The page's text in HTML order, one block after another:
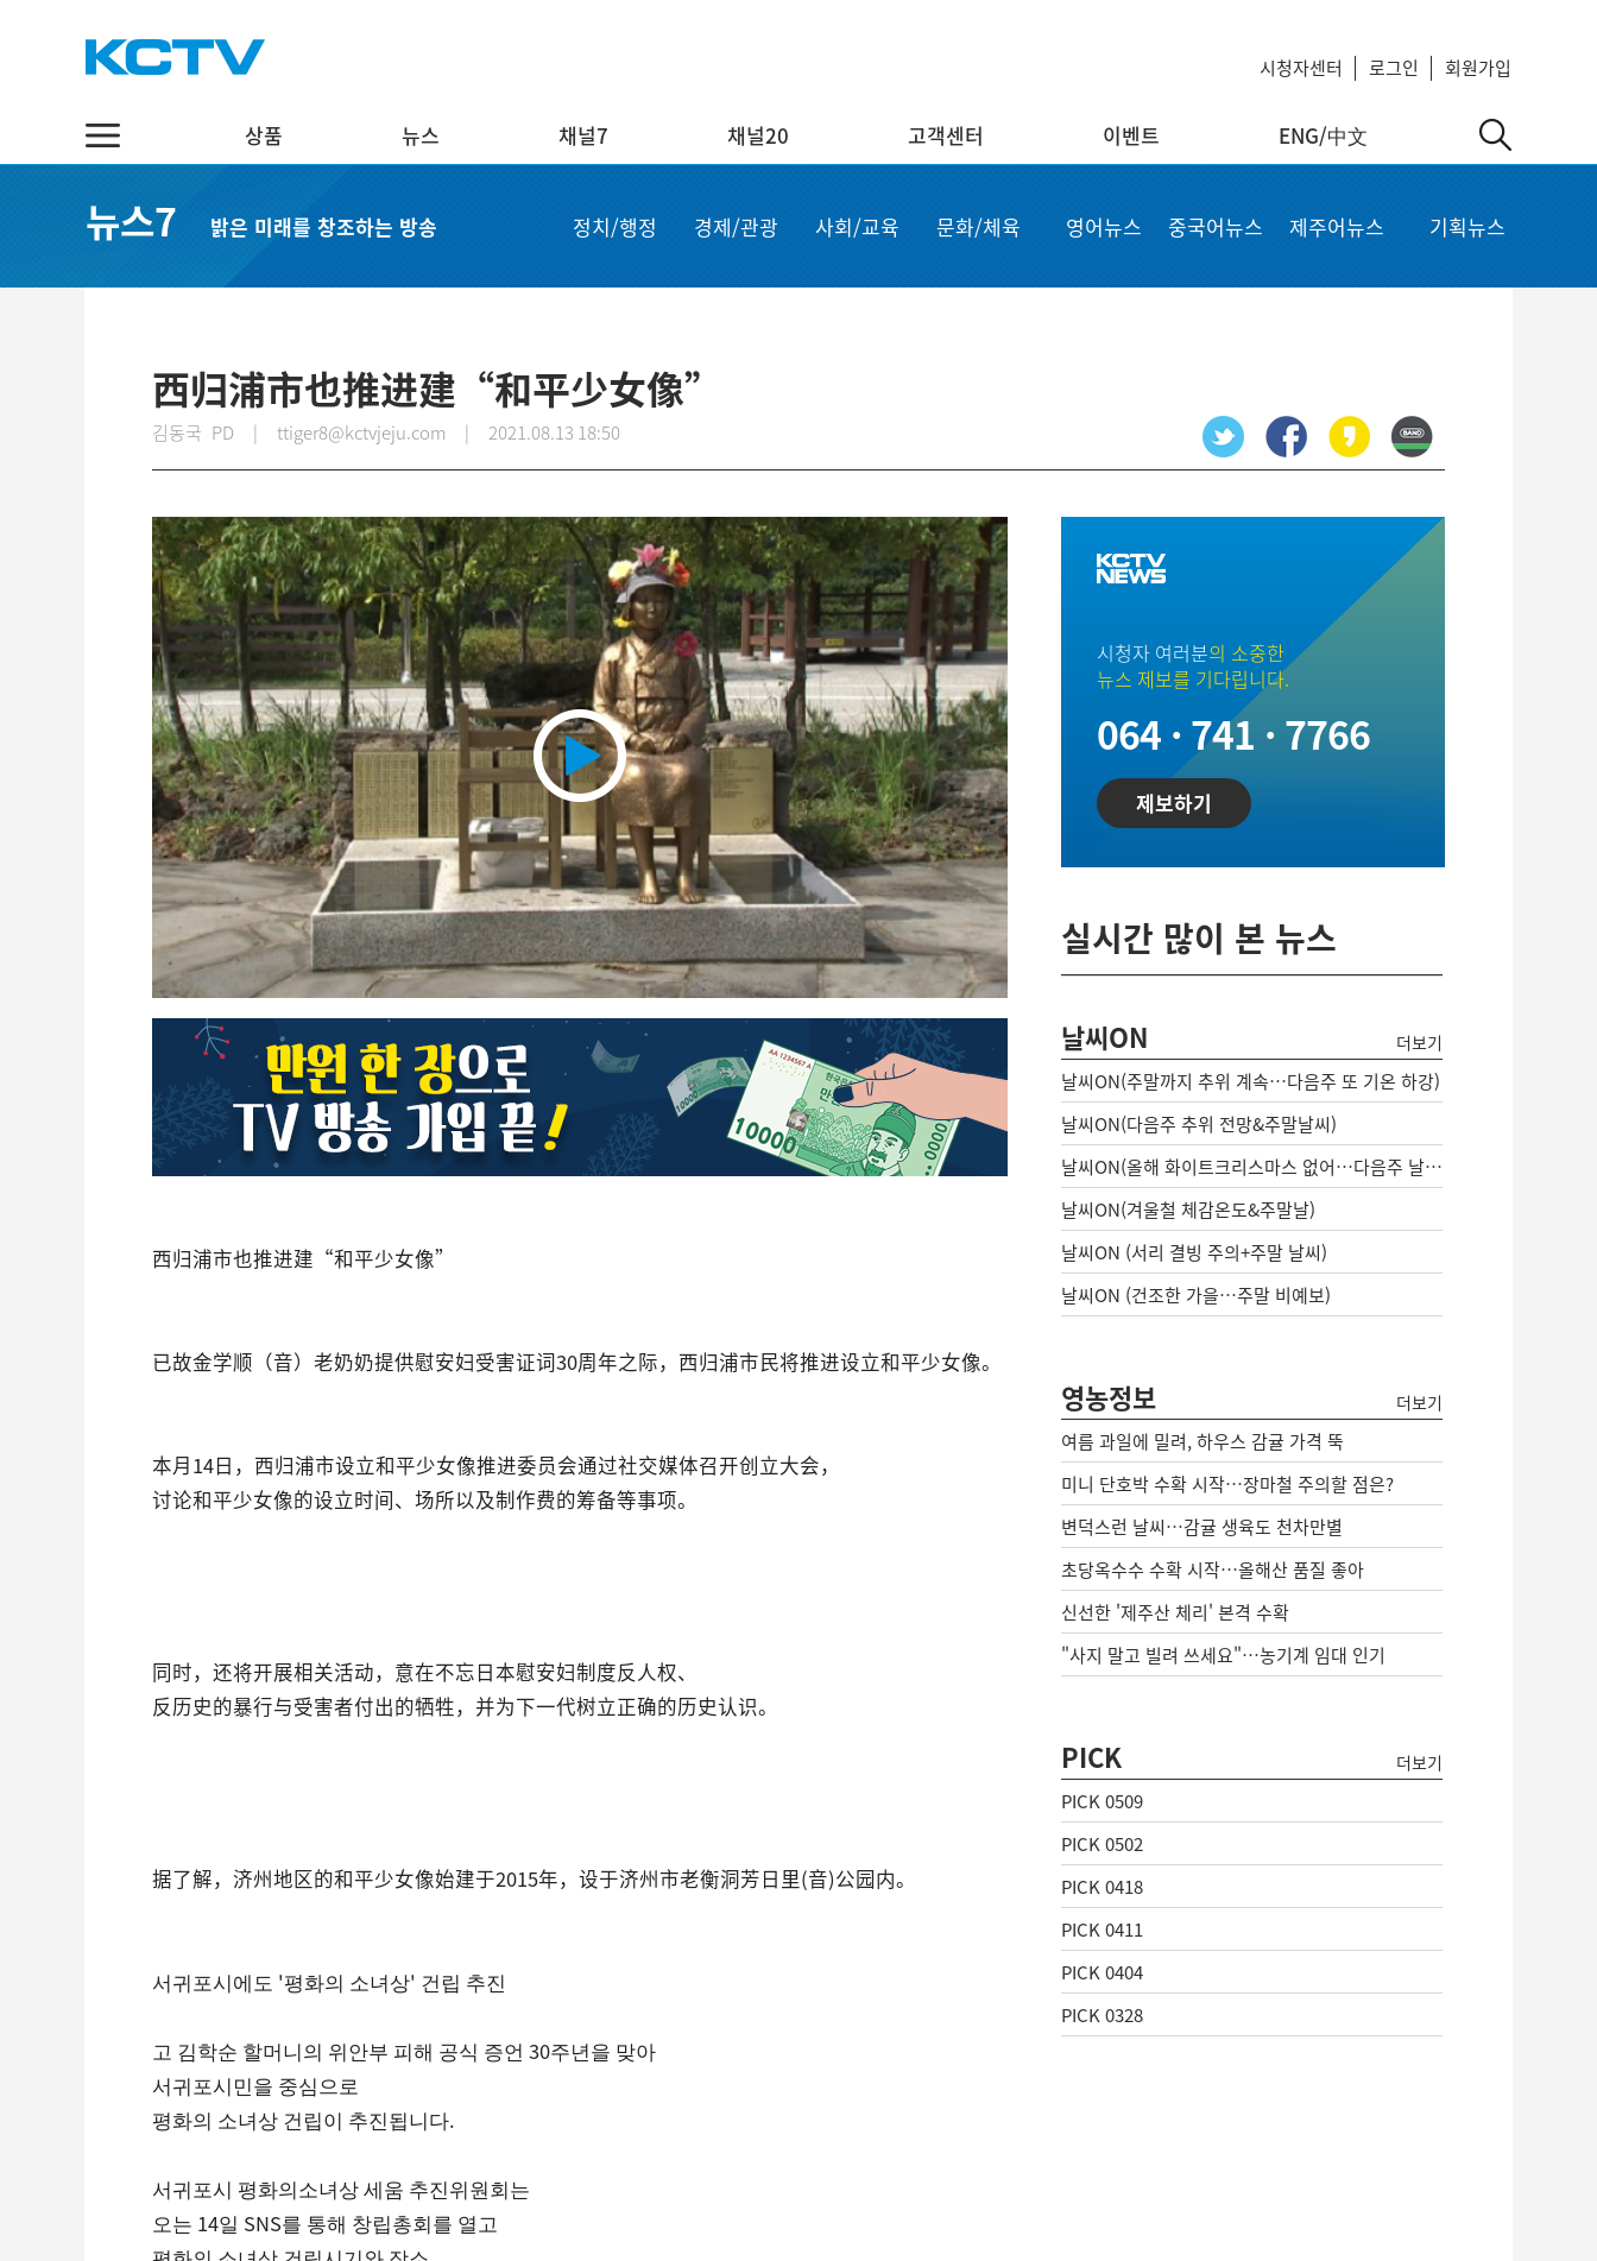
시청자센터 로그인 회원가입
상품 뉴스 채널7 채널20 고객센터 이벤트 ENG/中文
스마트 TV
스마트뷰앱
모바일 결합
케이블 광고
정치·행정
영어뉴스
중국어뉴스
기획뉴스
실시간보기
자주하는 질문
Order now
회원정보 수정
공지사항
뉴스7 밝은 미래를 창조하는 방송 정치/행정 경제/관광 사회/교육 문화/체육 영어뉴스 중국어뉴스 제주어뉴스 기획뉴스
西归浦市也推进建“和平少女像”
김동국 PD | ttiger8@kctvjeju.com | 2021.08.13 18:50
Play
Video
西归浦市也推进建“和平少女像”
已故金学顺（音）老奶奶提供慰安妇受害证词30周年之际，西归浦市民将推进设立和平少女像。
本月14日，西归浦市设立和平少女像推进委员会通过社交媒体召开创立大会，
讨论和平少女像的设立时间、场所以及制作费的筹备等事项。
同时，还将开展相关活动，意在不忘日本慰安妇制度反人权、
反历史的暴行与受害者付出的牺牲，并为下一代树立正确的历史认识。
据了解，济州地区的和平少女像始建于2015年，设于济州市老衡洞芳日里(音)公园内。
서귀포시에도 '평화의 소녀상' 건립 추진
고 김학순 할머니의 위안부 피해 공식 증언 30주년을 맞아
서귀포시민을 중심으로
평화의 소녀상 건립이 추진됩니다.
서귀포시 평화의소녀상 세움 추진위원회는
오는 14일 SNS를 통해 창립총회를 열고
시청자 여러분의 소중한
뉴스 제보를 기다립니다.
064 · 741 · 7766
제보하기
실시간 많이 본 뉴스
날씨ON 더보기
날씨ON(주말까지 추위 계속…다음주 또 기온 하강)
날씨ON(다음주 추위 전망&주말날씨)
날씨ON(올해 화이트크리스마스 없어…다음주 날씨는?)
날씨ON(겨울철 체감온도&주말날)
날씨ON (서리 결빙 주의+주말 날씨)
날씨ON (건조한 가을…주말 비예보)
영농정보 더보기
여름 과일에 밀려, 하우스 감귤 가격 뚝
미니 단호박 수확 시작…장마철 주의할 점은?
변덕스런 날씨…감귤 생육도 천차만별
초당옥수수 수확 시작…올해산 품질 좋아
신선한 '제주산 체리' 본격 수확
"사지 말고 빌려 쓰세요"…농기계 임대 인기
PICK 더보기
PICK 0509
PICK 0502
PICK 0418
PICK 0411
PICK 0404
PICK 0328